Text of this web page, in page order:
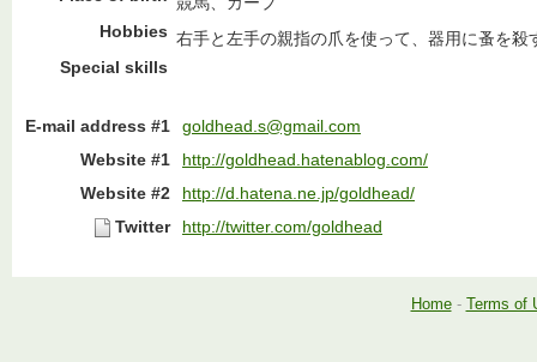
Hobbies
Special skills
右手と左手の親指の爪を使って、器用に蚤を殺
E-mail address #1
goldhead.s@gmail.com
Website #1
http://goldhead.hatenablog.com/
Website #2
http://d.hatena.ne.jp/goldhead/
Twitter
http://twitter.com/goldhead
Home- Terms of